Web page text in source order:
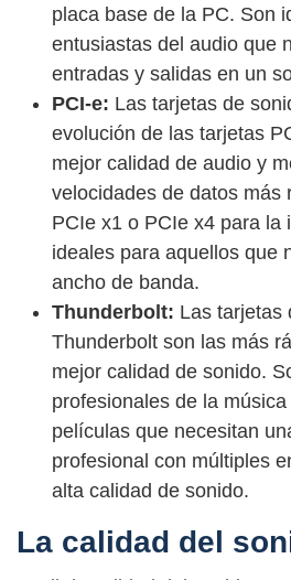
placa base de la PC. Son
entusiastas del audio que
entradas y salidas en un
PCI-e: Las tarjetas de
evolución de las tarjetas
mejor calidad de audio y
velocidades de datos más
PCIe x1 o PCIe x4 para la
ideales para aquellos que
ancho de banda.
Thunderbolt: Las tarjetas
Thunderbolt son las más
mejor calidad de sonido.
profesionales de la
películas que necesitan
profesional con múltiples
alta calidad de sonido.
La calidad del